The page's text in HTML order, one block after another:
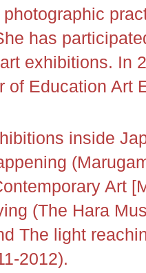
has
exhibitions. In
of Education Art
inside
Art
(The Hara
The light
2012).